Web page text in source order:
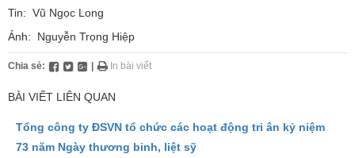
Tin: Vũ Ngọc Long
Ảnh: Nguyễn Trọng Hiệp
Chia sẻ: In bài viết
BÀI VIẾT LIÊN QUAN
Tổng công ty ĐSVN tổ chức các hoạt động tri ân kỷ niệm
73 năm Ngày thương binh, liệt sỹ